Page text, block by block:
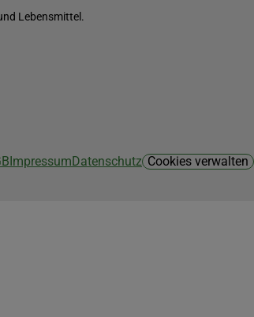
Lebensmittel.
ImpressumDatenschutz Cookies verwalten